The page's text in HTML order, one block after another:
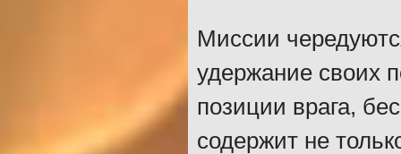
Миссии
удержание своих
позиции врага,
содержит не